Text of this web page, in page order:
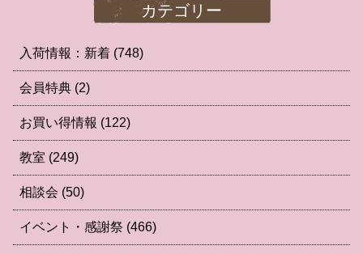
カテゴリー
入荷情報：新着 (748)
会員特典 (2)
お買い得情報 (122)
教室 (249)
相談会 (50)
イベント・感謝祭 (466)